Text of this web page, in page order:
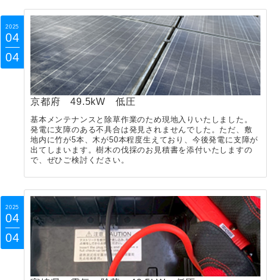
2025
04
04
京都府 49.5kW 低圧
基本メンテナンスと除草作業のため現地入りいたしました。
発電に支障のある不具合は発見されませんでした。ただ、敷
地内に竹が5本、木が50本程度生えており、今後発電に支障が
出てしまいます。樹木の伐採のお見積書を添付いたしますの
で、ぜひご検討ください。
2025
04
04